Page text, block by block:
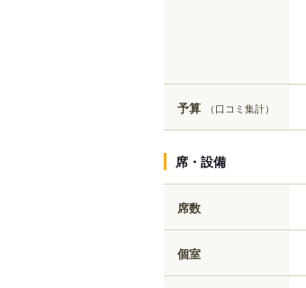
予算 （口コミ集計）
席・設備
席数
個室